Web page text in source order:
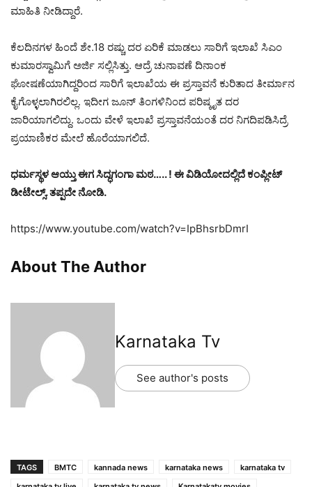
ಮಾಹಿತಿ ನೀಡಿದ್ದಾರೆ.
ಕೆಲದಿನಗಳ ಹಿಂದೆ ಶೇ.18 ರಷ್ಚು ದರ ಏರಿಕೆ ಮಾಡಲು ಸಾರಿಗೆ ಇಲಾಖೆ ಸಿಎಂ
ಕುಮಾರಸ್ವಾಮಿಗೆ ಅರ್ಜಿ ಸಲ್ಲಿಸಿತ್ತು. ಆದ್ರೆ ಚುನಾವಣೆ ದಿನಾಂಕ
ಘೋಷಣೆಯಾಗಿದ್ದರಿಂದ ಸಾರಿಗೆ ಇಲಾಖೆಯ ಈ ಪ್ರಸ್ತಾವನೆ ಕುರಿತಾದ ತೀರ್ಮಾನ
ಕೈಗೊಳ್ಳಲಾಗಿರಲಿಲ್ಲ. ಇದೀಗ ಜೂನ್ ತಿಂಗಳಿನಿಂದ ಪರಿಷ್ಕೃತ ದರ
ಜಾರಿಯಾಗಲಿದ್ದು. ಒಂದು ವೇಳೆ ಇಲಾಖೆ ಪ್ರಸ್ತಾವನೆಯಂತೆ ದರ ನಿಗದಿಪಡಿಸಿದ್ರೆ
ಪ್ರಯಾಣಿಕರ ಮೇಲೆ ಹೊರೆಯಾಗಲಿದೆ.
ಧರ್ಮಸ್ಥಳ ಆಯ್ತು ಈಗ ಸಿದ್ಧಗಂಗಾ ಮಠ….. ! ಈ ವಿಡಿಯೋದಲ್ಲಿದೆ ಕಂಪ್ಲೀಟ್
ಡೀಟೇಲ್ಸ್. ತಪ್ಪದೇ ನೋಡಿ.
https://www.youtube.com/watch?v=IpBhsrbDmrI
About The Author
Karnataka Tv
See author's posts
TAGS BMTC kannada news karnataka news
karnataka tv